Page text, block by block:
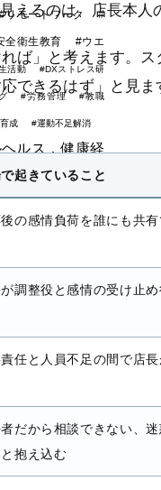
えるのは、店長本
ば」と考えます。
できるはず」と見
起きていること
の感情負荷を誰にも共
調整役と感情の受け止
任と人員不足の間で店
だから相談できない、
抱え込む
リモートワーク #
全衛生教育 #ウエ
活動 #DXストレス研
#労務管理 #教職
成 #運動不足解消
ルス，健康経
#ヒューマンエ
#メンタルヘル